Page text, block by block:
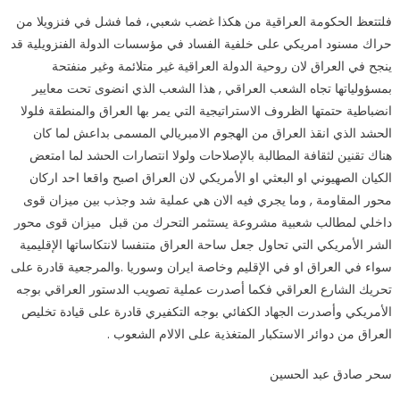
فلتتعظ الحكومة العراقية من هكذا غضب شعبي، فما فشل في فنزويلا من
حراك مسنود امريكي على خلفية الفساد في مؤسسات الدولة الفنزويلية قد
ينجح في العراق لان روحية الدولة العراقية غير متلائمة وغير منفتحة
بمسؤولياتها تجاه الشعب العراقي , هذا الشعب الذي انضوى تحت معايير
انضباطية حتمتها الظروف الاستراتيجية التي يمر بها العراق والمنطقة فلولا
الحشد الذي انقذ العراق من الهجوم الامبريالي المسمى بداعش لما كان
هناك تقنين لثقافة المطالبة بالإصلاحات ولولا انتصارات الحشد لما امتعض
الكيان الصهيوني او البعثي او الأمريكي لان العراق اصبح واقعا احد اركان
محور المقاومة , وما يجري فيه الان هي عملية شد وجذب بين ميزان قوى
داخلي لمطالب شعبية مشروعة يستثمر التحرك من قبل ميزان قوى محور
الشر الأمريكي التي تحاول جعل ساحة العراق متنفسا لانتكاساتها الإقليمية
سواء في العراق او في الإقليم وخاصة ايران وسوريا .والمرجعية قادرة على
تحريك الشارع العراقي فكما أصدرت عملية تصويب الدستور العراقي بوجه
الأمريكي وأصدرت الجهاد الكفائي بوجه التكفيري قادرة على قيادة تخليص
العراق من دوائر الاستكبار المتغذية على الالام الشعوب .
سحر صادق عبد الحسين